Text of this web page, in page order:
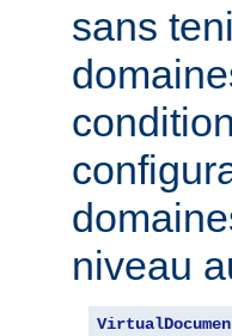
sans
niveau